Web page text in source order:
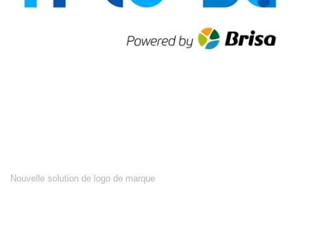
Nouvelle solution de logo de marque